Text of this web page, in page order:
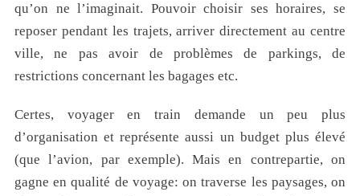
qu’on ne l’imaginait. Pouvoir choisir ses horaires, se
reposer pendant les trajets, arriver directement au centre
ville, ne pas avoir de problèmes de parkings, de
restrictions concernant les bagages etc.
Certes, voyager en train demande un peu plus
d’organisation et représente aussi un budget plus élevé
(que l’avion, par exemple). Mais en contrepartie, on
gagne en qualité de voyage: on traverse les paysages, on